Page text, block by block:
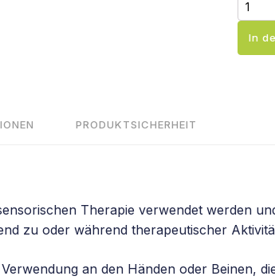
Hand-
und
aus
In
PRODUKTSICHERHEIT
Therapie verwendet werden
zu oder während therapeutischer
an den Händen oder Beinen,